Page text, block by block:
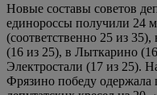
Новые составы советов
единороссы получили 24
(соответственно 25 из
(16 из 25), в Лыткарино
Электростали (17 из 25).
Фрязино победу